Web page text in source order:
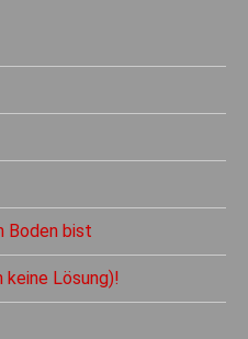
Boden bist
Lösung)!